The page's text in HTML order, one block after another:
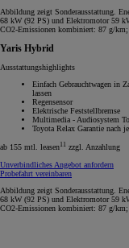
Abbildung zeigt Sonderausstattung.
68 kW (92 PS) und Elektromotor 59
CO2-Emissionen kombiniert: 87 g/km;
Yaris Hybrid
Ausstattungshighlights
Einfach Gebrauchtwagen in
lassen
Regensensor
Elektrische Feststellbremse
Multimedia - Audiosystem
Toyota Relax Garantie nach
ab 155 mtl. leasen11 zzgl. Anzahlung
Unverbindliches Angebot anfordern
Probefahrt vereinbaren
Abbildung zeigt Sonderausstattung.
68 kW (92 PS) und Elektromotor 59
CO2-Emissionen kombiniert: 87 g/km;